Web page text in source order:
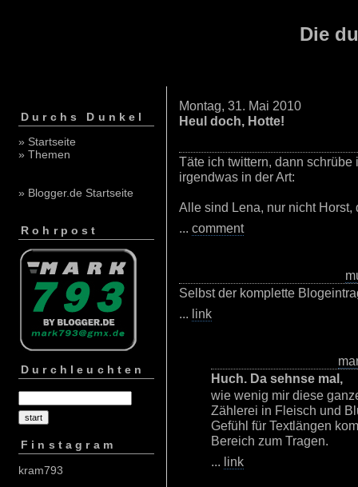
Die
Durchs Dunkel
» Startseite
» Themen
» Blogger.de Startseite
Rohrpost
Durchleuchten
Finstagram
kram793
Montag, 31. Mai 2010
Heul doch, Hotte!
Täte ich twittern, dann
irgendwas in der Art:
Alle sind Lena, nur nicht Horst,
... comment
Selbst der komplette
... link
Huch. Da sehnse mal,
wie wenig mir diese
Zählerei in Fleisch und
Gefühl für Textlängen
Bereich zum Tragen.
... link